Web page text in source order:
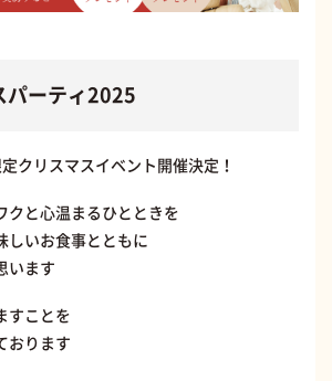
パーティ2025
クリスマスイベント開催決定！
クと心温まるひとときを​
しいお食事とともに​
います​
すことを
おります